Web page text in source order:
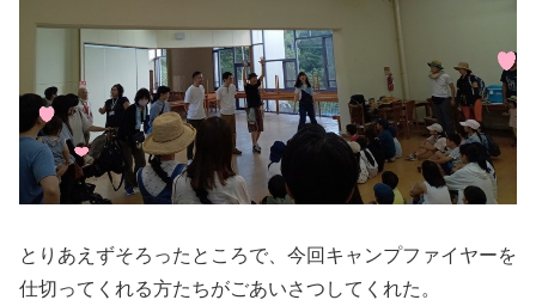
とりあえずそろったところで、今回キャンプファイヤーを
仕切ってくれる方たちがごあいさつしてくれた。